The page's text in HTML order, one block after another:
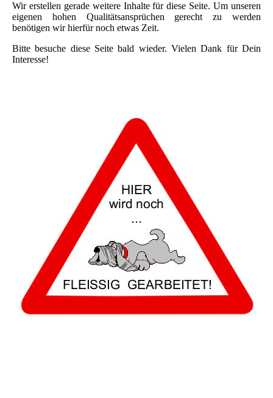
Wir erstellen gerade weitere Inhalte für diese Seite. Um unseren
eigenen hohen Qualitätsansprüchen gerecht zu werden
benötigen wir hierfür noch etwas Zeit.
Bitte besuche diese Seite bald wieder. Vielen Dank für Dein
Interesse!